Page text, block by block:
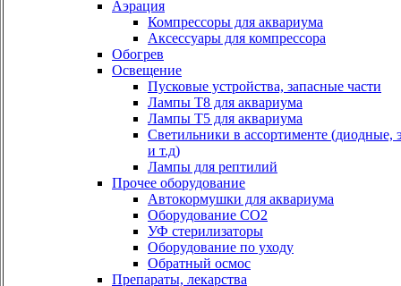
Аэрация
Компрессоры для аквариума
Аксессуары для компрессора
Обогрев
Освещение
Пусковые устройства, запасные части
Лампы Т8 для аквариума
Лампы Т5 для аквариума
Светильники в ассортименте (диодные,
и т.д)
Лампы для рептилий
Прочее оборудование
Автокормушки для аквариума
Оборудование СО2
УФ стерилизаторы
Оборудование по уходу
Обратный осмос
Препараты, лекарства